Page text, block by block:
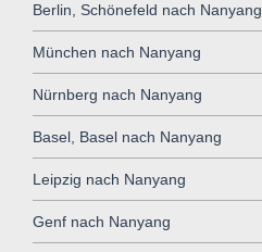
Berlin, Schönefeld nach Nanyang
München nach Nanyang
Nürnberg nach Nanyang
Basel, Basel nach Nanyang
Leipzig nach Nanyang
Genf nach Nanyang